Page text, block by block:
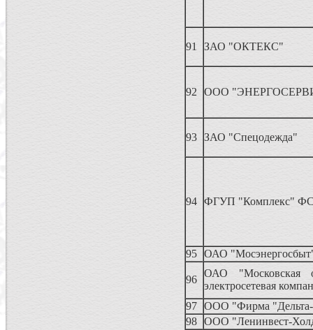
91 ЗАО "ОКТЕКС"
92 ООО
93 ЗАО "Спецодежда"
94 ФГУП "Комплекс"
95 ОАО
96
ОАО "Московская
электросетевая
97 ООО "Фирма
98 ООО "Ленинвест-